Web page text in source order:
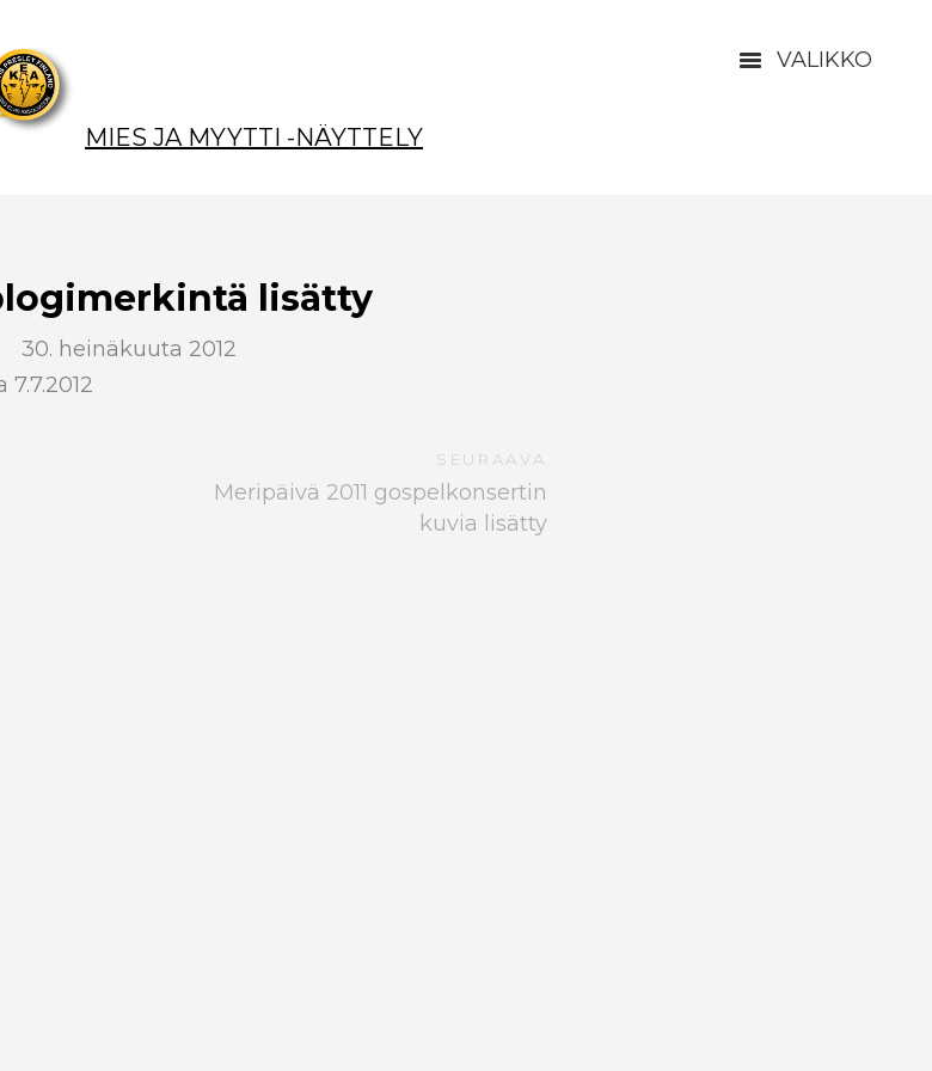
VALIKKO
MIES JA MYYTTI -NÄYTTELY
lisätty
30. heinäkuuta 2012
SEURAAVA
Meripäivä 2011 gospelkonsertin
kuvia lisätty